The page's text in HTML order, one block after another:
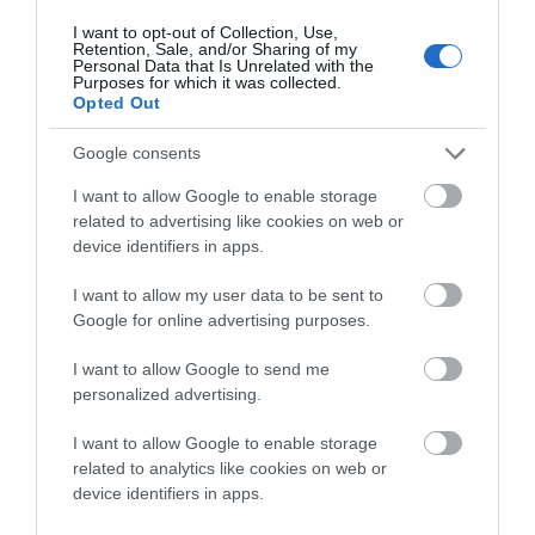
I want to opt-out of Collection, Use,
Retention, Sale, and/or Sharing of my
Personal Data that Is Unrelated with the
Purposes for which it was collected.
Opted Out
Google consents
I want to allow Google to enable storage
related to advertising like cookies on web or
device identifiers in apps.
I want to allow my user data to be sent to
Google for online advertising purposes.
I want to allow Google to send me
personalized advertising.
I want to allow Google to enable storage
related to analytics like cookies on web or
device identifiers in apps.
ελεύθερου από κάθε προκαθορισμό. Γι’ αυτό και η
πρόσβαση στη γνώση προϋποθέτει και για τη
χριστιανική παράδοση την αμεσότητα της σχέσης, τη
δυναμική του κοινωνικού γεγονότος, την κοινωνική-
εκκλησιαστική επαλήθευση της γνώσης.
Η οντολογική διαφορά Ελληνισμού και Χριστιανισμού
οδηγεί στις μεγάλες αιρέσεις, που ταλαιπώρησαν
αιώνες ολόκληρους τον ελληνορωμαϊκό κόσμο. Η
γνωσιοθεωρητική ταύτιση όμως επέτρεψε το ξεπέρασμα
των αιρέσεων, οδήγησε στη μεγάλη φιλοσοφική σύνθεση
του 4ου και 5ου αιώνα.
Μιλάω επιγραμματικά, είναι πελώρια τα θέματα. Στο
βιβλίο μου «Σχεδίασμα Εισαγωγής στη Φιλοσοφία» έχω
αναλύσει αυτή την προβληματική. Οι μεγάλες αιρέσεις